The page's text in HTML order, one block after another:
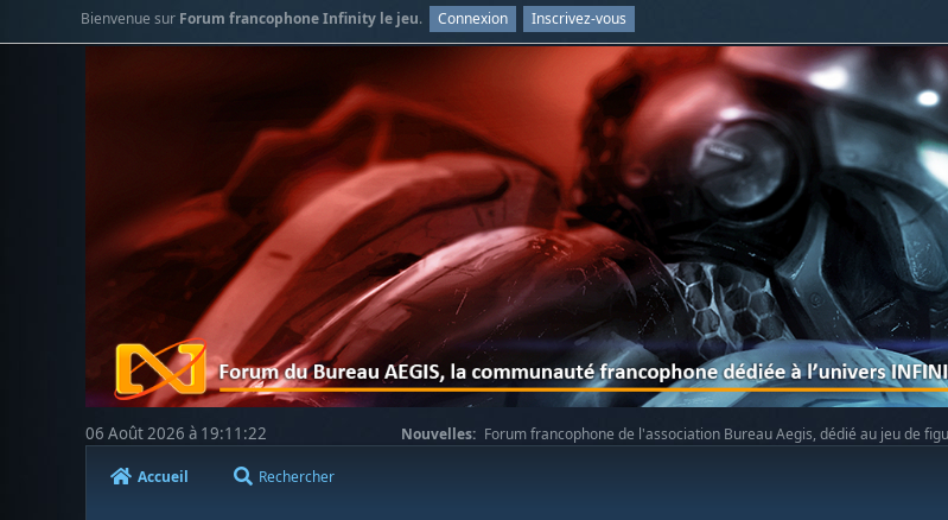
Bienvenue sur Forum francophone Infinity le jeu. Connexion Inscrivez-vous
06 Août 2026 à 19:11:22 Nouvelles: Forum francophone de l'association Bureau Aegis, dédié au jeu de
Accueil Rechercher